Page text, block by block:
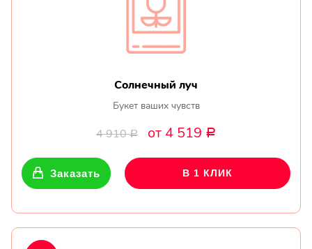
Солнечный луч
Букет ваших чувств
4 910Р от 4 519 Р
Заказать В 1 КЛИК